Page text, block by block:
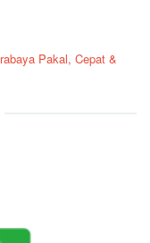
Pakal, Cepat &